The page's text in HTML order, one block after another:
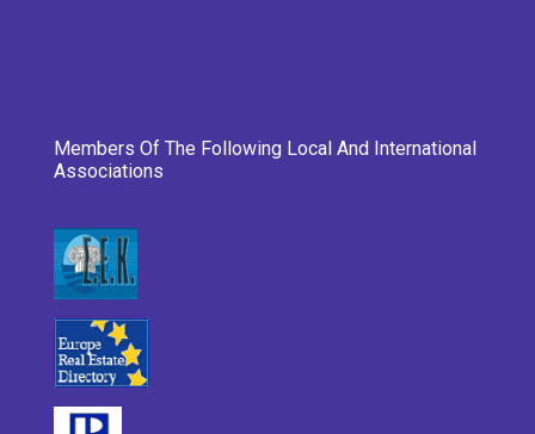
Members Of The Following Local And International
Associations